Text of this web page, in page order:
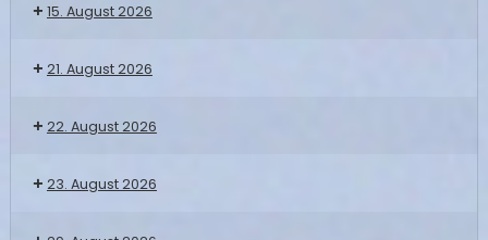
15. August 2026
21. August 2026
22. August 2026
23. August 2026